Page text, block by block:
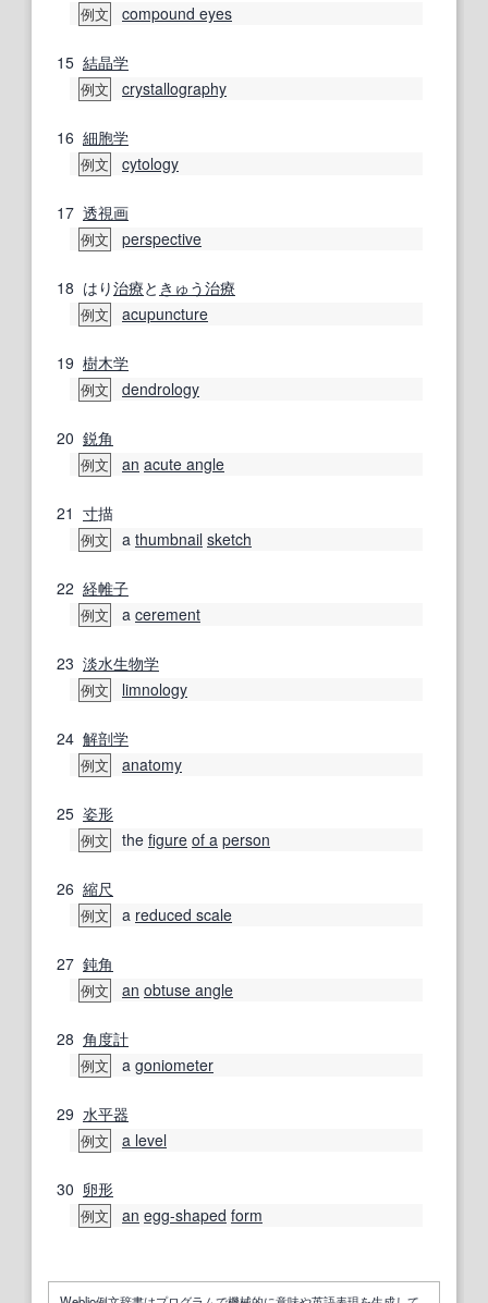
例文 compound eyes
15 結晶学
例文 crystallography
16 細胞学
例文 cytology
17 透視画
例文 perspective
18 はり治療と きゅう治療
例文 acupuncture
19 樹木学
例文 dendrology
20 鋭角
例文 an acute angle
21 寸描
例文 a thumbnail sketch
22 経帷子
例文 a cerement
23 淡水生物学
例文 limnology
24 解剖学
例文 anatomy
25 姿形
例文 the figure of a person
26 縮尺
例文 a reduced scale
27 鈍角
例文 an obtuse angle
28 角度計
例文 a goniometer
29 水平器
例文 a level
30 卵形
例文 an egg-shaped form